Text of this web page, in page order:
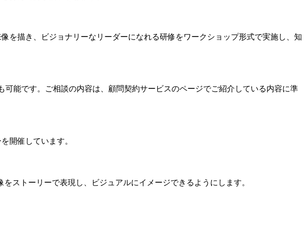
を描き、ビジョナリーなリーダーになれる研修をワークショップ形式で実施し、知
能です。ご相談の内容は、顧問契約サービスのページでご紹介している内容に準
開催しています。
ストーリーで表現し、ビジュアルにイメージできるようにします。